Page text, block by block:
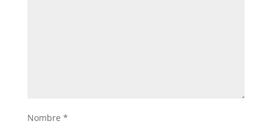
Nombre *